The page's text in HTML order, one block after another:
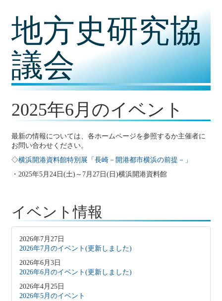
地方史研究協
議会
2025年6月のイベント
最新の情報については、各ホームページを参照するか主催者に
お問い合わせください。
◇横浜開港資料館特別展「長崎－開港都市横浜の前提－」
・2025年5月24日(土)～7月27日(日)横浜開港資料館
イベント情報
2026年7月27日
2026年7月のイベント(更新しました)
2026年6月3日
2026年6月のイベント(更新しました)
2026年4月25日
2026年5月のイベント